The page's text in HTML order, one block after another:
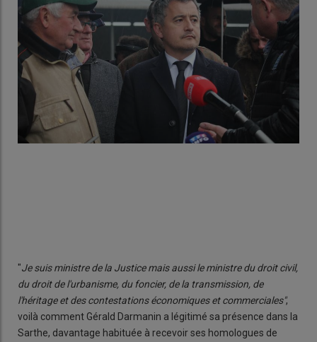
"Je suis ministre de la Justice mais aussi le ministre du droit civil,
du droit de l'urbanisme, du foncier, de la transmission, de
l'héritage et des contestations économiques et commerciales",
voilà comment Gérald Darmanin a légitimé sa présence dans la
Sarthe, davantage habituée à recevoir ses homologues de